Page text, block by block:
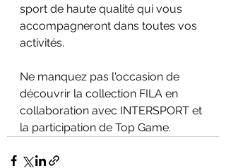
sport de haute qualité qui vous
accompagneront dans toutes vos
activités.
Ne manquez pas l'occasion de
découvrir la collection FILA en
collaboration avec INTERSPORT et
la participation de Top Game.